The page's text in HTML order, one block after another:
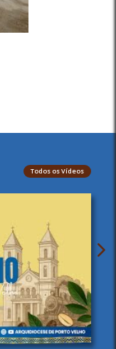
Todos os Vídeos